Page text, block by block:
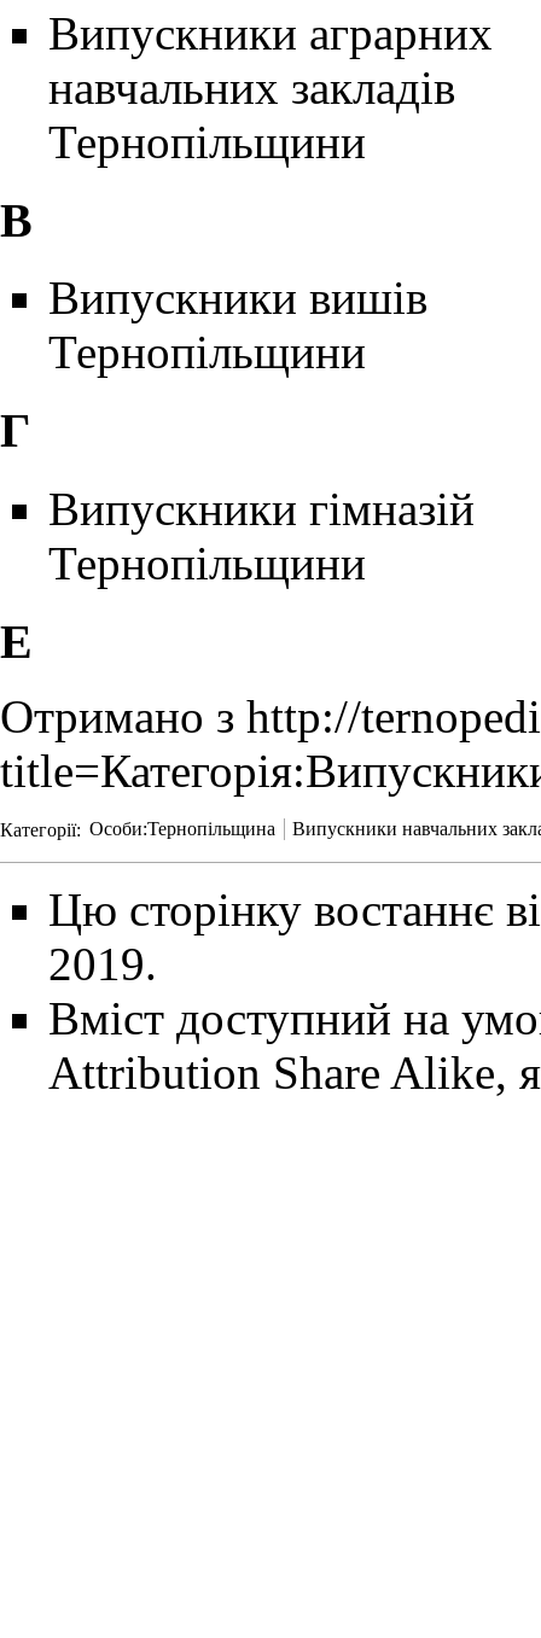
Випускники аграрних
навчальних закладів
Тернопільщини
В
Випускники вишів
Тернопільщини
Г
Випускники гімназій
Тернопільщини
Е
Отримано з http://
Категорії: Особи:Тернопільщина Випускники навчальних
Цю сторінку востаннє
2019.
Вміст доступний на
Attribution Share Alike,